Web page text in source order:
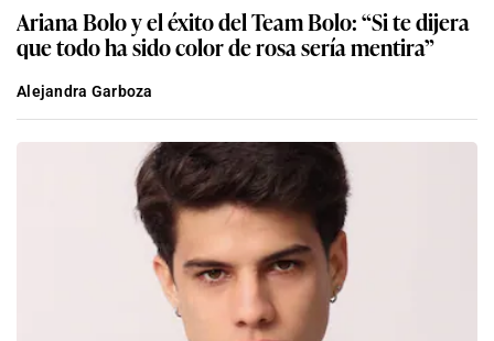
Ariana Bolo y el éxito del Team Bolo: “Si te dijera
que todo ha sido color de rosa sería mentira”
Alejandra Garboza